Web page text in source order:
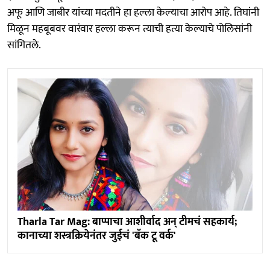
अफू आणि जाबीर यांच्या मदतीने हा हल्ला केल्याचा आरोप आहे. तिघांनी
मिळून महबूबवर वारंवार हल्ला करून त्याची हत्या केल्याचे पोलिसांनी
सांगितले.
Tharla Tar Mag: बाप्पाचा आशीर्वाद अन् टीमचं सहकार्य;
कानाच्या शस्त्रक्रियेनंतर जुईचं 'बॅक टू वर्क'